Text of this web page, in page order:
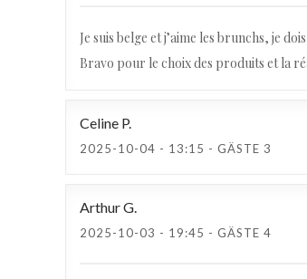
Je suis belge et j’aime les brunchs, je
Bravo pour le choix des produits et la
Celine P
2025-10-04 - 13:15 - GÄSTE 3
ArthurG
2025-10-03 - 19:45 - GÄSTE 4